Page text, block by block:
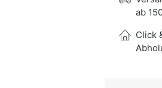
ab
Click